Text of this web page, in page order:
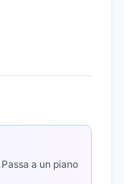
Passa a un piano